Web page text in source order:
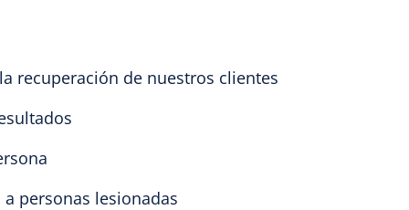
recuperación de nuestros clientes
personas lesionadas